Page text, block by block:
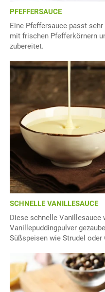
PFEFFERSAUCE
Eine Pfeffersauce passt
mit frischen Pfefferkörnern
zubereitet.
SCHNELLE VANILLESAUCE
Diese schnelle Vanillesauce
Vanillepuddingpulver
Süßspeisen wie Strudel oder